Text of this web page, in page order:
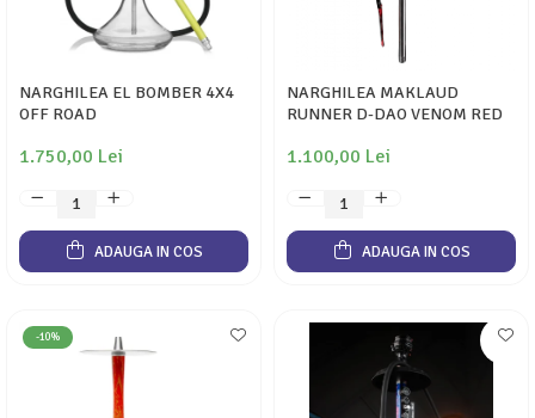
NARGHILEA EL BOMBER 4X4
OFF ROAD
1.750,00 Lei
ADAUGA IN COS
NARGHILEA MAKLAUD
RUNNER D-DAO VENOM RED
1.100,00 Lei
ADAUGA IN COS
-10%